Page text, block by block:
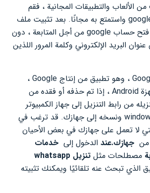
من الألعاب والتطبيقات المجانية ، فقم
بتنزيل متجر google play واستمتع به مجانًا. بعد تثبيت ملف
apk ، ستحتاج إلى فتح حساب google من أجل المتابعة ، دون
البريد الإلكتروني وكلمة المرور اللذين
يأتي متجر Google Play ، وهو تطبيق من إنتاج Google ،
مثبتًا على جميع أجهزة Android ، إذا تم حذفه أو فقده من
من رابط التنزيل إلى جهاز الكمبيوتر
الذي يعمل بنظام windows ونسخه إلى جهازك. قد ترغب في
لا تعمل على جهازك في بعض الأحيان
من جهازك.عند الدخول إلى خدمات
مصطلحات مثل
تنزيل whatsapp
الذي تبحث عنه تلقائيًا ويمكنك تثبيته